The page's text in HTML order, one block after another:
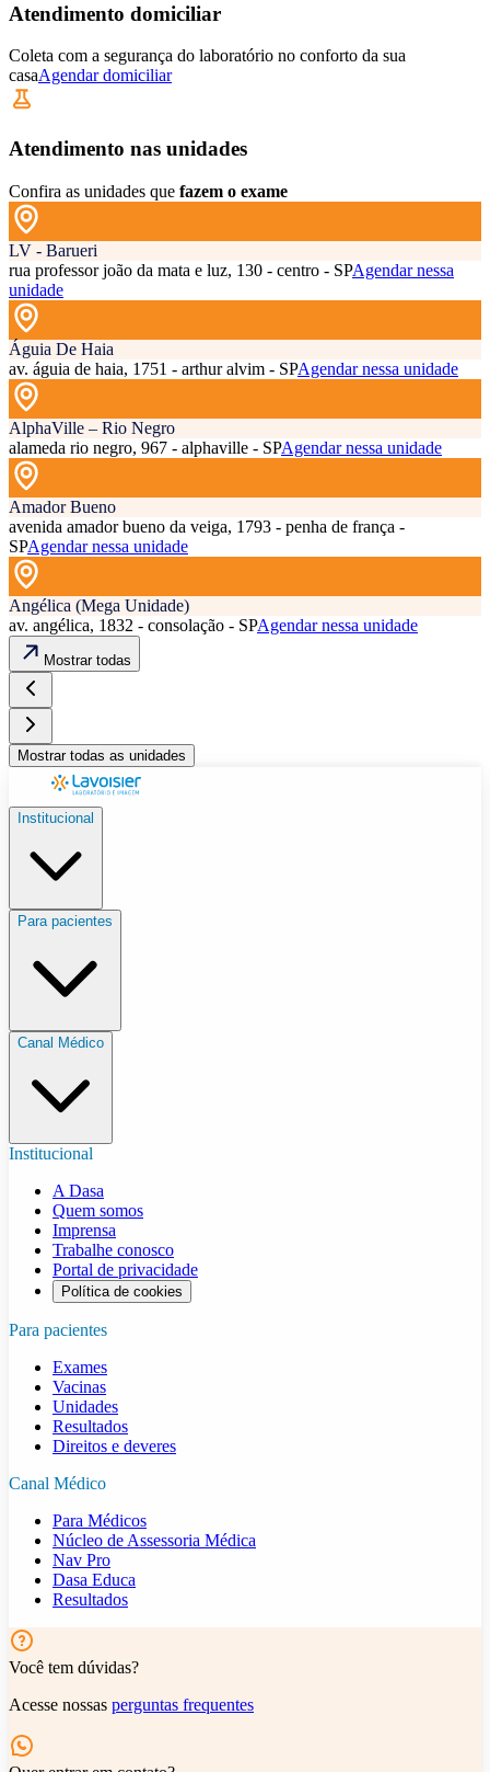
Atendimento domiciliar
Coleta com a segurança do laboratório no conforto da sua
casaAgendar domiciliar
Atendimento nas unidades
Confira as unidades que fazem o exame
LV - Barueri
rua professor joão da mata e luz, 130 - centro - SPAgendar nessa
unidade
Águia De Haia
av. águia de haia, 1751 - arthur alvim - SPAgendar nessa unidade
AlphaVille – Rio Negro
alameda rio negro, 967 - alphaville - SPAgendar nessa unidade
Amador Bueno
avenida amador bueno da veiga, 1793 - penha de frança -
SPAgendar nessa unidade
Angélica (Mega Unidade)
av. angélica, 1832 - consolação - SPAgendar nessa unidade
Mostrar todas
Mostrar todas as unidades
Institucional
Para pacientes
Canal Médico
Institucional
A Dasa
Quem somos
Imprensa
Trabalhe conosco
Portal de privacidade
Política de cookies
Para pacientes
Exames
Vacinas
Unidades
Resultados
Direitos e deveres
Canal Médico
Para Médicos
Núcleo de Assessoria Médica
Nav Pro
Dasa Educa
Resultados
Você tem dúvidas?
Acesse nossas perguntas frequentes